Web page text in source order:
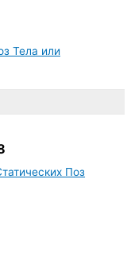
Тела или
Поз